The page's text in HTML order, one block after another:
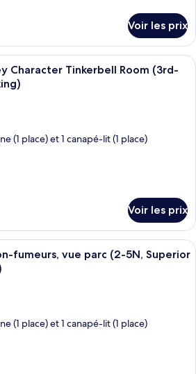
Voir les prix
Une chambre d’hôtel avec deux lits,
Character Tinkerbell Room (3rd-
(1 place) et 1 canapé-lit (1 place)
Voir les prix
Une chambre d’hôtel avec deux lits,
fumeurs, vue parc (2-5N, Superior
(1 place) et 1 canapé-lit (1 place)